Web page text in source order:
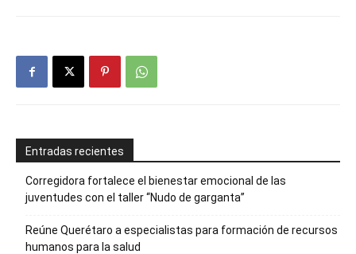
Entradas recientes
Corregidora fortalece el bienestar emocional de las
juventudes con el taller ‘‘Nudo de garganta’’
Reúne Querétaro a especialistas para formación de recursos
humanos para la salud